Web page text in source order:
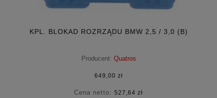
KPL. BLOKAD ROZRZĄDU BMW 2,5 / 3,0 (B)
Producent: Quatros
649,00 zł
Cena netto: 527,64 zł